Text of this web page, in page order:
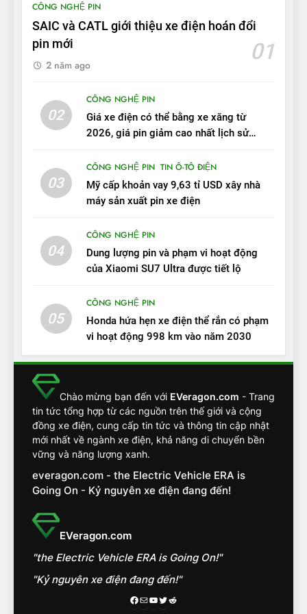
chất lượng tương xứng
ĐÁNH GIÁ XE
10
VinFast VF 7 tấm tắc: “Hơn
hẳn xe xăng”
ĐÁNH GIÁ XE
Người dùng nhận xét về
VinFast VF7: Độ hoàn thiện
đồng
12
VinFast VF7 – Mẫu xe cá
ĐÁNH GIÁ XE
Chuyên gia tiết lộ bài test
đối về an toàn trên VinFast
VF8
ĐÁNH GIÁ XE
14
VinFast VF7 đang bỏ xa
như thế nào?
ĐÁNH GIÁ XE
15
‘cảnh vệ’ ADAS, ‘trợ lý’ ViVi
trên ngàn dặm đường
CÔNG NGHỆ AI, TỰ LÁI, ADAS,
ROBOTAXI
ĐÁNH GIÁ XE
CÔNG NGHỆ PIN
SAIC và CATL giới thiệu xe điện hoán đổi
pin mới
01
2 năm ago
02
CÔNG NGHỆ PIN
Giá xe điện có thể bằng xe xăng từ
2026, giá pin giảm cao nhất lịch sử
03
CÔNG NGHỆ PIN TIN Ô-TÔ ĐIỆN
Mỹ cấp khoản vay 9,63 tỉ USD xây nhà
máy sản xuất pin xe điện
04
CÔNG NGHỆ PIN
Dung lượng pin và phạm vi hoạt động
của Xiaomi SU7 Ultra được tiết lộ
05
CÔNG NGHỆ PIN
Honda hứa hẹn xe điện thể rắn có phạm
vi hoạt động 998 km vào năm 2030
Chào mừng bạn đến với EVeragon.com - Trang
tin tức tổng hợp từ các nguồn trên thế giới và cộng
đồng xe điện, cung cấp tin tức và thông tin cập nhật
mới nhất về ngành xe điện, khả năng di chuyển bền
vững và năng lượng xanh.
everagon.com - the Electric Vehicle ERA is
Going On - Kỷ nguyên xe điện đang đến!
EVeragon.com
"the Electric Vehicle ERA is Going On!"
"Kỷ nguyên xe điện đang đến!"
Facebook
MailYoutube
Twitter